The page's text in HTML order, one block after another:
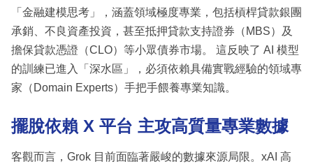
「金融建模思考」，涵蓋領域極度專業，包括槓桿貸款銀團
承銷、不良資產投資，甚至抵押貸款支持證券（MBS）及
擔保貸款憑證（CLO）等小眾債券市場。 這反映了 AI 模型
的訓練已進入「深水區」，必須依賴具備實戰經驗的領域專
家（Domain Experts）手把手餵養專業知識。
擺脫依賴 X 平台 主攻高質量專業數據
客觀而言，Grok 目前面臨著嚴峻的數據來源局限。xAI 高